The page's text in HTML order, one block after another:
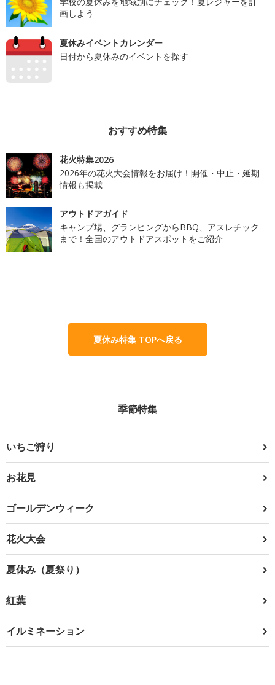
画しよう
夏休みイベントカレンダー
日付から夏休みのイベントを探す
おすすめ特集
花火特集2026
2026年の花火大会情報をお届け！開催・中止・延期
情報も掲載
アウトドアガイド
キャンプ場、グランピングからBBQ、アスレチック
まで！全国のアウトドアスポットをご紹介
夏休み特集 TOPへ戻る
季節特集
いちご狩り
お花見
ゴールデンウィーク
花火大会
夏休み（夏祭り）
紅葉
イルミネーション